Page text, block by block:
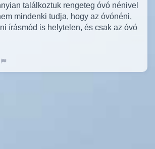
találkoztuk rengeteg óvó nénivel
mindenki tudja, hogy az óvónéni,
írásmód is helytelen, és csak az óvó